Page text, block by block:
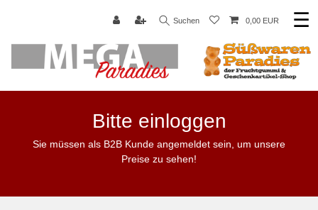
Suchen 0,00 EUR ☰
Bitte einloggen
Sie müssen als B2B Kunde angemeldet sein, um unsere
Preise zu sehen!